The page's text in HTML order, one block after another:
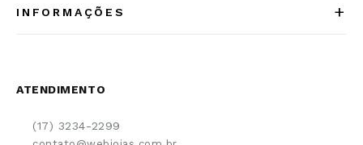
Conheça a linha MVNDOS
INFORMAÇÕES +
Cancelamento de Compra
ATENDIMENTO
(17) 3234-2299